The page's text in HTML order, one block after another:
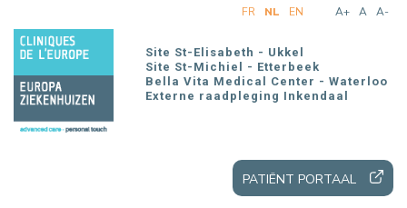
en
naar
inhoud
gaan
A+ A A-
FR NL EN
Site St-Elisabeth - Ukkel
Site St-Michiel - Etterbeek
Bella Vita Medical Center - Waterloo
Externe raadpleging Inkendaal
PATIËNT PORTAAL